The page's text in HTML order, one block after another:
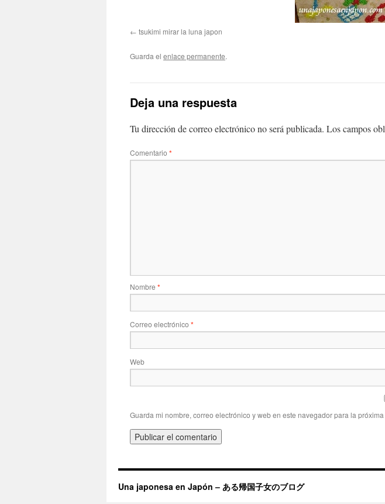
tsukimi mirar la luna japon
Guarda el enlace permanente.
Deja una respuesta
Tu dirección de correo electrónico no será publicada. Los campos
Comentario *
Nombre *
Correo electrónico *
Web
Guarda mi nombre, correo electrónico y web en este navegador para la
Una japonesa en Japón – ある帰国子女のブログ